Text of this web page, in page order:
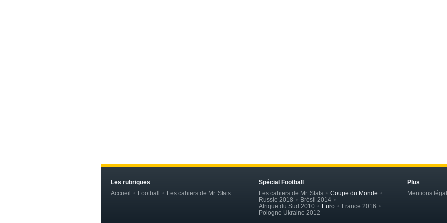
Les rubriques
Accueil
Football Les cahiers de Mr. Stats
Spécial Football
Les cahiers de Mr. Stats
Coupe du Monde
Russie 2018
Brésil 2014
Afrique du Sud 2010
Euro
France 2016
Pologne Ukraine 2012
Plus
Mentions